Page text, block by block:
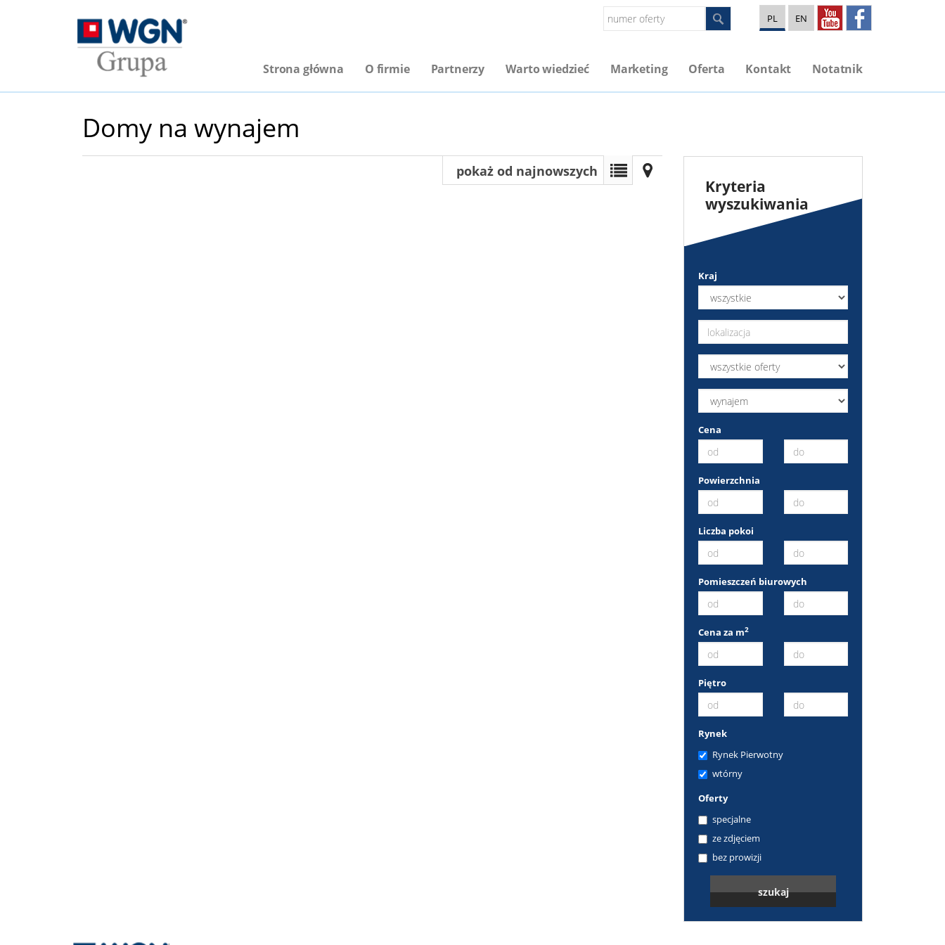
PL EN
Strona główna O firmie Partnerzy Warto wiedzieć Marketing Oferta Kontakt Notatnik
Domy na wynajem
pokaż od najnowszych
Kryteria
wyszukiwania
Kraj
Cena
Powierzchnia
Liczba pokoi
Pomieszczeń biurowych
Cena za m2
Piętro
Rynek
Rynek Pierwotny
wtórny
Oferty
specjalne
ze zdjęciem
bez prowizji